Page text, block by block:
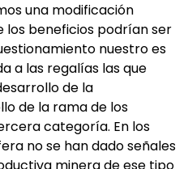
una modificación
los beneficios podrían ser
nuestro es
a las regalías las que
de la
de la rama de los
categoría. En los
no se han dado señales